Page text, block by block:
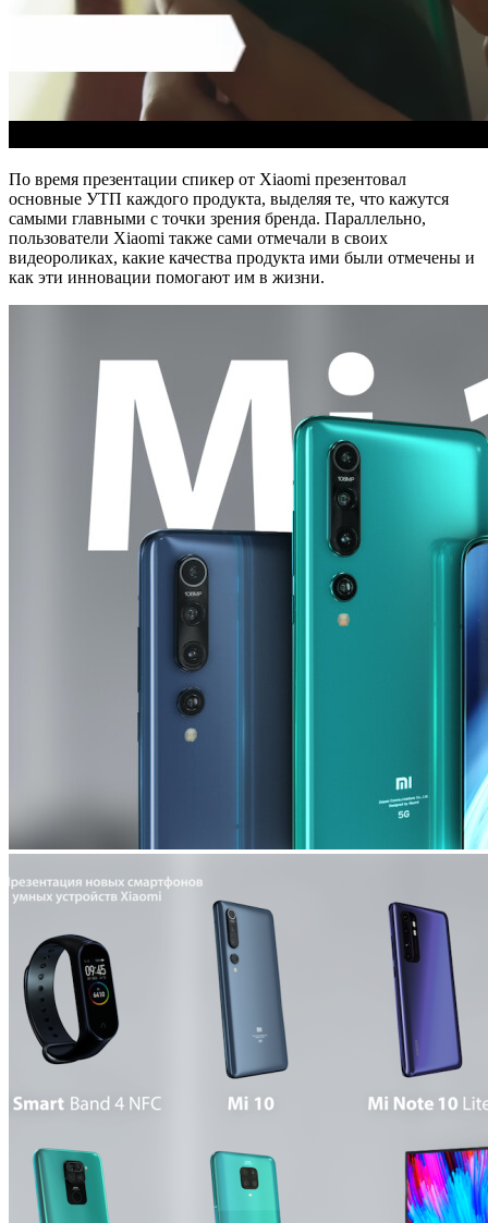
По время презентации спикер от Xiaomi презентовал
основные УТП каждого продукта, выделяя те, что кажутся
самыми главными с точки зрения бренда. Параллельно,
пользователи Xiaomi также сами отмечали в своих
видеороликах, какие качества продукта ими были отмечены и
как эти инновации помогают им в жизни.